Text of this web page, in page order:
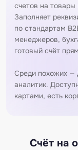
счетов на товары
Заполняет
по стандартам
менеджеров,
готовый счёт
Среди похожих —
аналитик.
картами, есть
Счёт на